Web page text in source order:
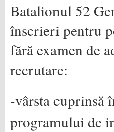
Batalionul 52
înscrieri pentru
fără examen de
recrutare:
-vârsta cuprinsă
programului de